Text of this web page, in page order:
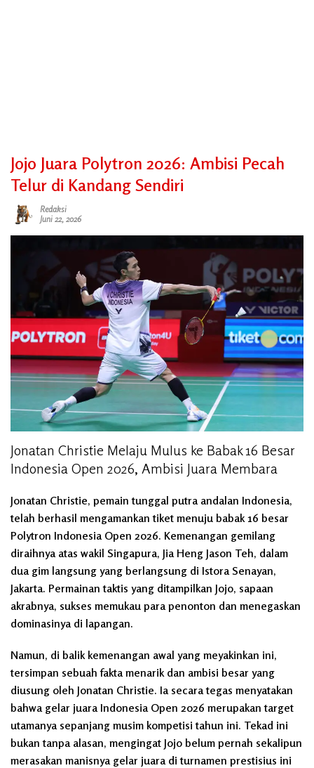
Jojo Juara Polytron 2026: Ambisi Pecah
Telur di Kandang Sendiri
Redaksi
Juni 22, 2026
Jonatan Christie Melaju Mulus ke Babak 16 Besar
Indonesia Open 2026, Ambisi Juara Membara
Jonatan Christie, pemain tunggal putra andalan Indonesia,
telah berhasil mengamankan tiket menuju babak 16 besar
Polytron Indonesia Open 2026. Kemenangan gemilang
diraihnya atas wakil Singapura, Jia Heng Jason Teh, dalam
dua gim langsung yang berlangsung di Istora Senayan,
Jakarta. Permainan taktis yang ditampilkan Jojo, sapaan
akrabnya, sukses memukau para penonton dan menegaskan
dominasinya di lapangan.
Namun, di balik kemenangan awal yang meyakinkan ini,
tersimpan sebuah fakta menarik dan ambisi besar yang
diusung oleh Jonatan Christie. Ia secara tegas menyatakan
bahwa gelar juara Indonesia Open 2026 merupakan target
utamanya sepanjang musim kompetisi tahun ini. Tekad ini
bukan tanpa alasan, mengingat Jojo belum pernah sekalipun
merasakan manisnya gelar juara di turnamen prestisius ini